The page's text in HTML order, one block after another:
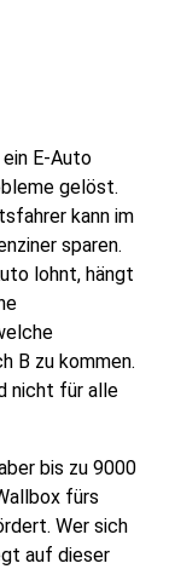
E-Auto
gelöst.
kann im
sparen.
lohnt, hängt
B zu kommen.
nicht für alle
bis zu 9000
fürs
Wer sich
auf dieser